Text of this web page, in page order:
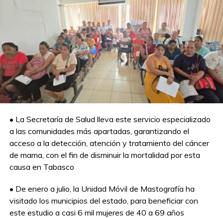
• La Secretaría de Salud lleva este servicio especializado
a las comunidades más apartadas, garantizando el
acceso a la detección, atención y tratamiento del cáncer
de mama, con el fin de disminuir la mortalidad por esta
causa en Tabasco
• De enero a julio, la Unidad Móvil de Mastografía ha
visitado los municipios del estado, para beneficiar con
este estudio a casi 6 mil mujeres de 40 a 69 años